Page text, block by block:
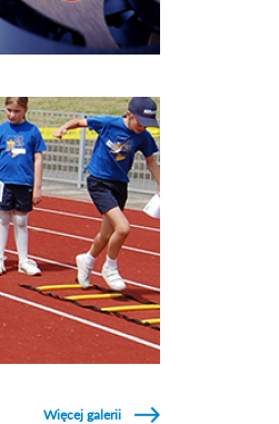
Więcej galerii